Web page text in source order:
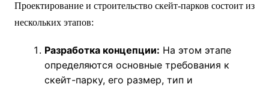
Проектирование и строительство скейт-парков состоит из
нескольких этапов:
Разработка концепции: На этом этапе
определяются основные требования к
скейт-парку, его размер, тип и